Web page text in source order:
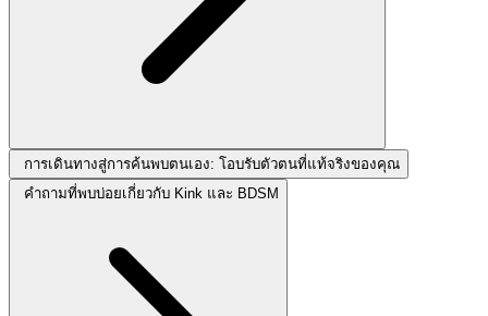
การเดินทางสู่การค้นพบตนเอง: โอบรับตัวตนที่แท้จริงของคุณ
คำถามที่พบบ่อยเกี่ยวกับ Kink และ BDSM